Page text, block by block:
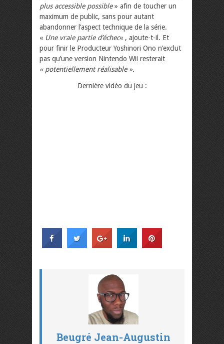
plus accessible possible» afin de toucher un
maximum de public, sans pour autant
abandonner l’aspect technique de la série.
« Une vraie partie d’échec« , ajoute-t-il. Et
pour finir le Producteur Yoshinori Ono n’exclut
pas qu’une version Nintendo Wii resterait
« potentiellement réalisable ».
Dernière vidéo du jeu :
Beugré Jean-Augustin